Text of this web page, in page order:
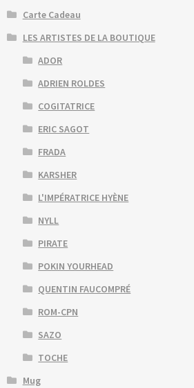
Carte Cadeau
LES ARTISTES DE LA BOUTIQUE
ADOR
ADRIEN ROLDES
COGITATRICE
ERIC SAGOT
FRADA
KARSHER
L'IMPÉRATRICE HYÈNE
NYLL
PIRATE
POKIN YOURHEAD
QUENTIN FAUCOMPRÉ
ROM-CPN
SAZO
TOCHE
Mug